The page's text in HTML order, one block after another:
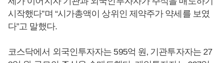
시작했다”며 “시가총액이 상위인 제약주가 약세를 보였
다”고 말했다.
코스닥에서 외국인투자자는 595억 원, 기관투자자는 27